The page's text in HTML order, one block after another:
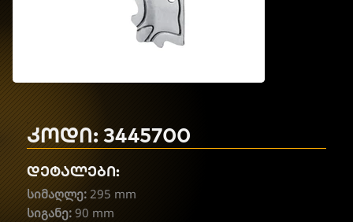
კოდი: 3445700
დეტალები:
სიმაღლე: 295 mm
სიგანე: 90 mm